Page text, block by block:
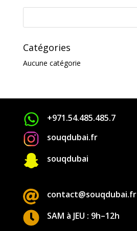
Catégories
Aucune catégorie
+971.54.485.485.7
souqdubai.fr
 souqdubai
 contact@souqdubai.fr
 SAM à JEU : 9h–12h